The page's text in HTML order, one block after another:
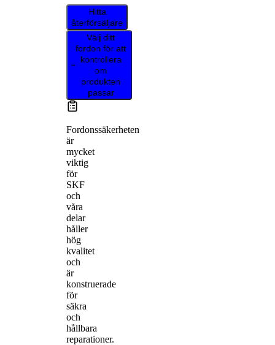
Hitta
återförsäljare
Välj ditt
fordon för att
kontrollera
om
produkten
passar
Fordonssäkerheten
är
mycket
viktig
för
SKF
och
våra
delar
håller
hög
kvalitet
och
är
konstruerade
för
säkra
och
hållbara
reparationer.